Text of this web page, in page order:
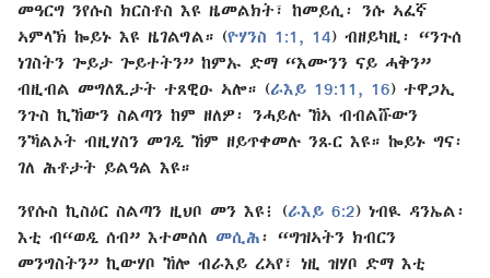
መዓርግ ንየሱስ ክርስቶስ እዩ ዜመልክት፣ ከመይሲ፡ ንሱ ኣፈኛ
ኣምላኽ ኰይኑ እዩ ዜገልግል። (ዮሃንስ 1:1, 14) ብዘይካዚ፡ “ንጉሰ
ነገስትን ጐይታ ጐይተትን” ከምኡ ድማ “እሙንን ናይ ሓቅን”
ብዚብል መግለጺታት ተጸዊዑ ኣሎ። (ራእይ 19:11, 16) ተዋጋኢ
ንጉስ ኪኸውን ስልጣን ከም ዘለዎ፡ ንሓይሉ ኸኣ ብብልሹውን
ንኻልኦት ብዚሃስን መገዲ ኸም ዘይጥቀመሉ ንጹር እዩ። ኰይኑ ግና፡
ገለ ሕቶታት ይልዓል እዩ።
ንየሱስ ኪስዕር ስልጣን ዚህቦ መን እዩ፧ (ራእይ 6:2) ነብዪ ዳንኤል፡
እቲ ብ“ወዲ ሰብ” እተመሰለ መሲሕ፡ “ግዝኣትን ክብርን
መንግስትን” ኪውሃቦ ኸሎ ብራእይ ረኣየ፣ ነዚ ዝሃቦ ድማ እቲ